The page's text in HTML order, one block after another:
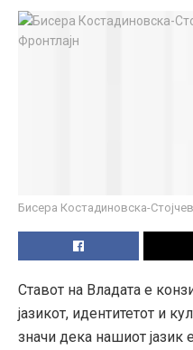
Бисера Костадиновска-
Ставот на Владата е
јазикот, идентитетот и
значи дека нашиот јазик